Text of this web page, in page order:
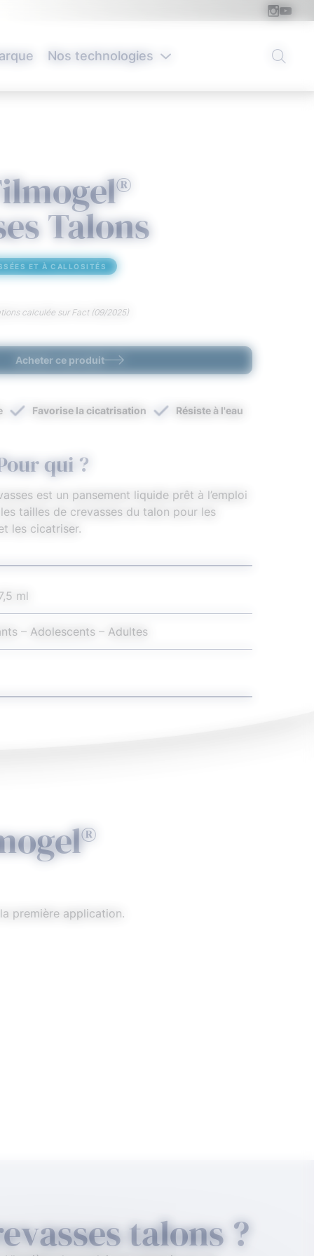
Nos technologies
Talons
ET À CALLOSITÉS
calculée sur Fact (09/2025)
Acheter ce produit
Favorise la cicatrisation Résiste à l'eau
qui ?
est un pansement liquide prêt à l’emploi
tailles de crevasses du talon pour les
les cicatriser.
ml
– Adolescents – Adultes
première application.
talons ?